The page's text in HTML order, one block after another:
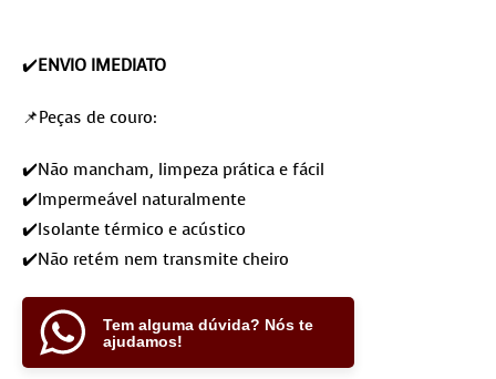
✔️ENVIO IMEDIATO
📌Peças de couro:
✔️Não mancham, limpeza prática e fácil
✔️Impermeável naturalmente
✔️Isolante térmico e acústico
✔️Não retém nem transmite cheiro
Tem alguma dúvida? Nós te
ajudamos!